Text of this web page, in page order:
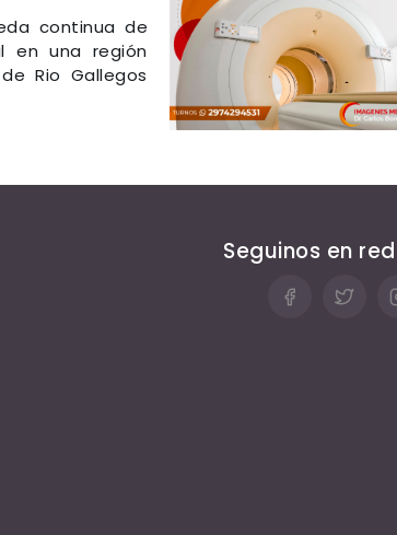
continua de
en una región
Rio Gallegos
Seguinos en